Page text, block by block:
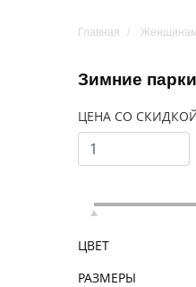
Главная Женщинам
Зимние
ЦЕНА СО
ЦВЕТ
РАЗМЕРЫ